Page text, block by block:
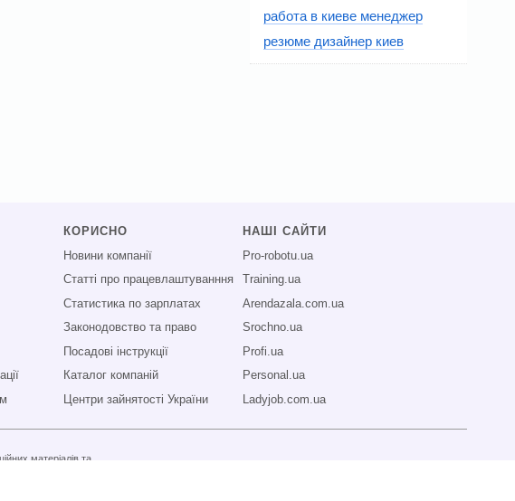
работа в киеве менеджер
резюме дизайнер киев
КОРИСНО
Новини компанії
Статті про працевлаштуванння
Статистика по зарплатах
Законодовство та право
Посадові інструкції
Каталог компаній
Центри зайнятості України
НАШІ САЙТИ
Pro-robotu.ua
Training.ua
Arendazala.com.ua
Srochno.ua
Profi.ua
Personal.ua
Ladyjob.com.ua
матеріалів та